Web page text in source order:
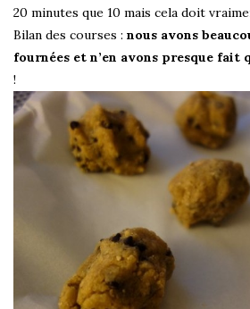
20 minutes que 10 mais cela doit
Bilan des courses : nous avons
fournées et n’en avons presque fait
!